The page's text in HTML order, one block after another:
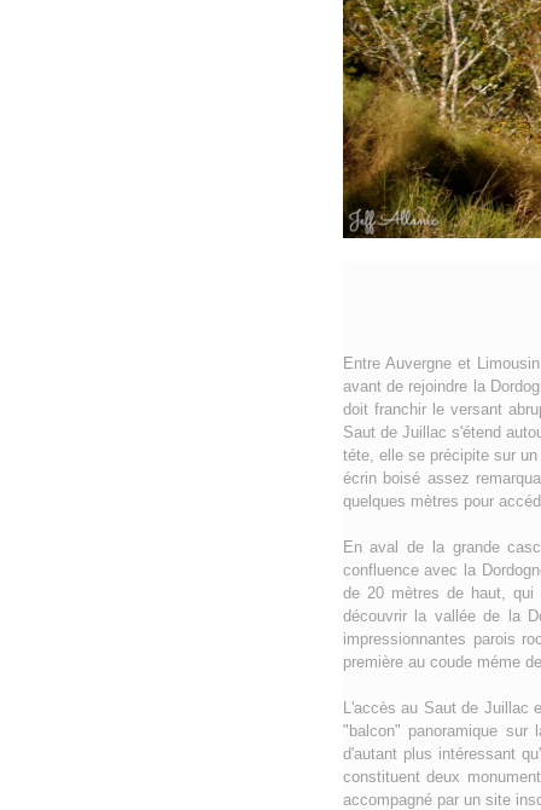
Entre Auvergne et
avant de rejoindre la
doit franchir le versant
Saut de Juillac s'étend
téte, elle se précipite sur
écrin boisé assez
quelques mètres pour
En aval de la grande
confluence avec la
de 20 mètres de haut, qui
découvrir la vallée de la
impressionnantes parois
première au coude méme
L'accès au Saut de Juillac
"balcon" panoramique sur
d'autant plus intéressant
constituent deux
accompagné par un site